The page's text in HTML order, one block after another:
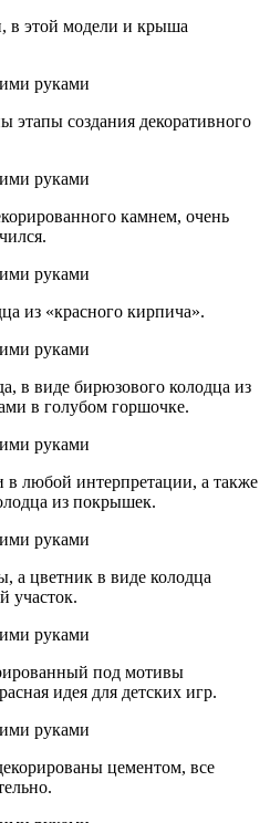
в этой модели и крыша
создания декоративного
камнем, очень
из «красного кирпича».
в виде бирюзового колодца из
в голубом горшочке.
любой интерпретации, а также
из покрышек.
а цветник в виде колодца
участок.
под мотивы
идея для детских игр.
цементом, все